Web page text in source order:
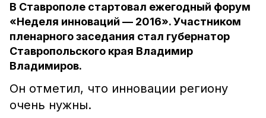
В Ставрополе стартовал ежегодный форум
«Неделя инноваций — 2016». Участником
пленарного заседания стал губернатор
Ставропольского края Владимир
Владимиров.
Он отметил, что инновации региону
очень нужны.